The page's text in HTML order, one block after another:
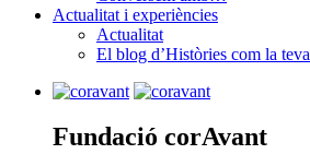
Actualitat i experiències
Actualitat
El blog d’Històries com la teva
Fundació corAvant